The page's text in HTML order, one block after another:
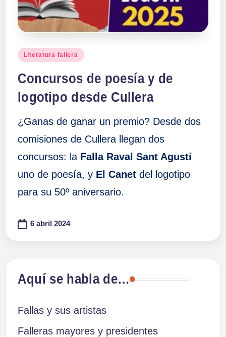
Publicado
Literatura fallera
Concursos de poesía y de
logotipo desde Cullera
¿Ganas de ganar un premio? Desde dos
comisiones de Cullera llegan dos
concursos: la Falla Raval Sant Agustí
uno de poesía, y El Canetdel logotipo
para su 50º aniversario.
6 abril 2024
Aquí se habla de…
Fallas y sus artistas
Falleras mayores y presidentes